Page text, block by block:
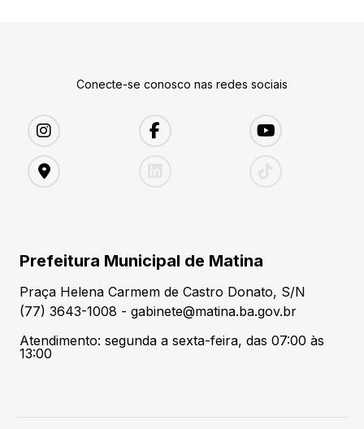
Conecte-se conosco nas redes sociais
Prefeitura Municipal de Matina
Praça Helena Carmem de Castro Donato, S/N
(77) 3643-1008 - gabinete@matina.ba.gov.br
Atendimento: segunda a sexta-feira, das 07:00 às
13:00